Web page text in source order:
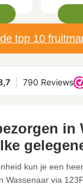
top 10
in
kun je een
Wassenaar via